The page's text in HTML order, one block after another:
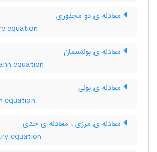
معادله ی دو مجذوری
equation
معادله ی بولتسمان
equation
معادله ی بولی
equation
معادله ی مرزی ، معادله ی حدی
equation